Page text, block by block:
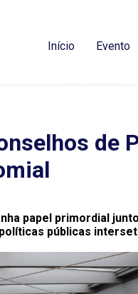
Início Evento
de
papel primordial
públicas